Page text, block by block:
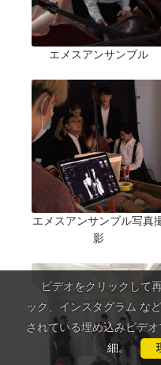
エメスアンサンブル
エメスアンサンブル写真
影
ビデオをクリックして
ック、インスタグラム な
されている埋め込みビデ
細 。